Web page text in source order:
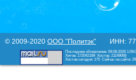
© 2009-2020 ООО "Политэк" ИНН:
Последнее обновление: 09.08.2026
Хитов: 172042189 Хостов: 21149068
Хостов сегодня: 175 Сейчас на сайте: 29